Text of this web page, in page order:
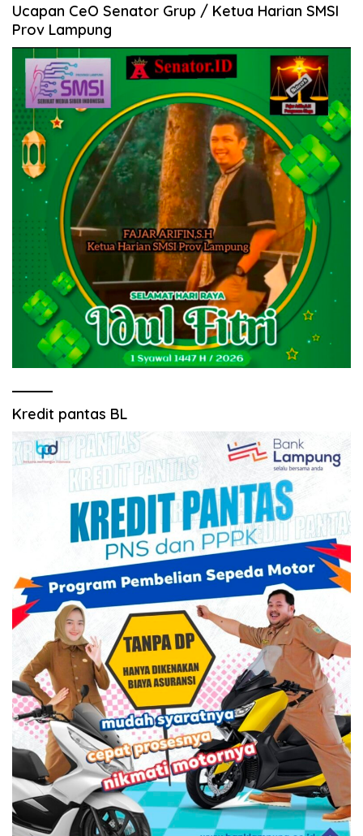
Ucapan CeO Senator Grup / Ketua Harian SMSI
Prov Lampung
Kredit pantas BL